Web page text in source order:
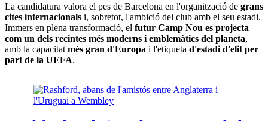
La candidatura valora el pes de Barcelona en l'organització de grans
cites internacionals i, sobretot, l'ambició del club amb el seu estadi.
Immers en plena transformació, el futur Camp Nou es projecta
com un dels recintes més moderns i emblemàtics del planeta,
amb la capacitat més gran d'Europa i l'etiqueta d'estadi d'elit per
part de la UEFA.